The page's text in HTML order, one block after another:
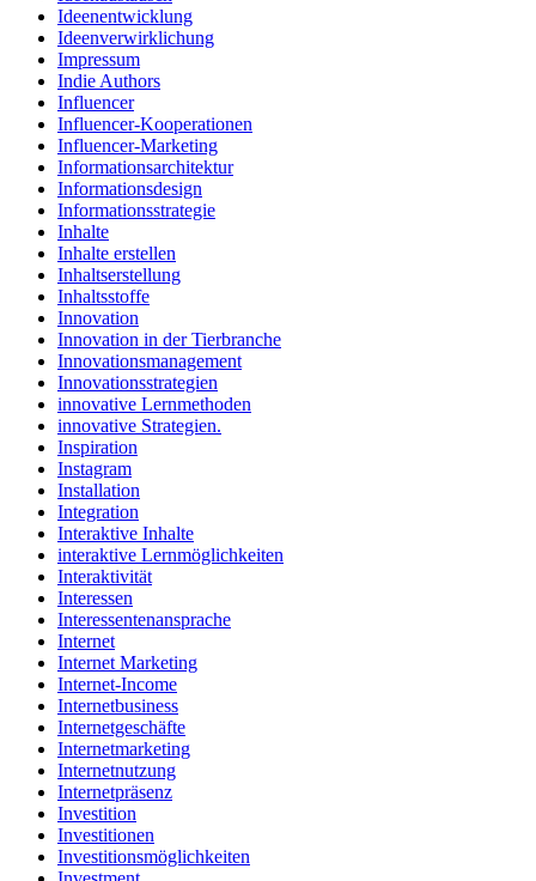
Ideenentwicklung
Ideenverwirklichung
Impressum
Indie Authors
Influencer
Influencer-Kooperationen
Influencer-Marketing
Informationsarchitektur
Informationsdesign
Informationsstrategie
Inhalte
Inhalte erstellen
Inhaltserstellung
Inhaltsstoffe
Innovation
Innovation in der Tierbranche
Innovationsmanagement
Innovationsstrategien
innovative Lernmethoden
innovative Strategien.
Inspiration
Instagram
Installation
Integration
Interaktive Inhalte
interaktive Lernmöglichkeiten
Interaktivität
Interessen
Interessentenansprache
Internet
Internet Marketing
Internet-Income
Internetbusiness
Internetgeschäfte
Internetmarketing
Internetnutzung
Internetpräsenz
Investition
Investitionen
Investitionsmöglichkeiten